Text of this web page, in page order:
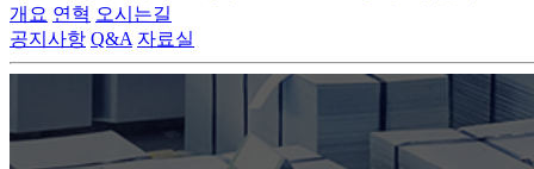
개요 연혁 오시는길
공지사항 Q&A 자료실